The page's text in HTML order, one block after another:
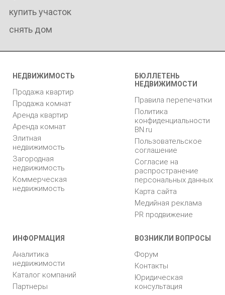
купить участок
снять дом
НЕДВИЖИМОСТЬ
Продажа квартир
Продажа комнат
Аренда квартир
Аренда комнат
Элитная
недвижимость
Загородная
недвижимость
Коммерческая
недвижимость
БЮЛЛЕТЕНЬ
НЕДВИЖИМОСТИ
Правила перепечатки
Политика
конфиденциальности
BN.ru
Пользовательское
соглашение
Согласие на
распространение
персональных данных
Карта сайта
Медийная реклама
PR продвижение
ИНФОРМАЦИЯ
Аналитика
недвижимости
Каталог компаний
Партнеры
ВОЗНИКЛИ ВОПРОСЫ
Форум
Контакты
Юридическая
консультация